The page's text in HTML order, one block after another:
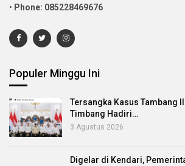
• Phone: 085228469676
Populer Minggu Ini
Tersangka Kasus Tambang
Timbang Hadiri…
3 Agustus 2026
Digelar di Kendari,